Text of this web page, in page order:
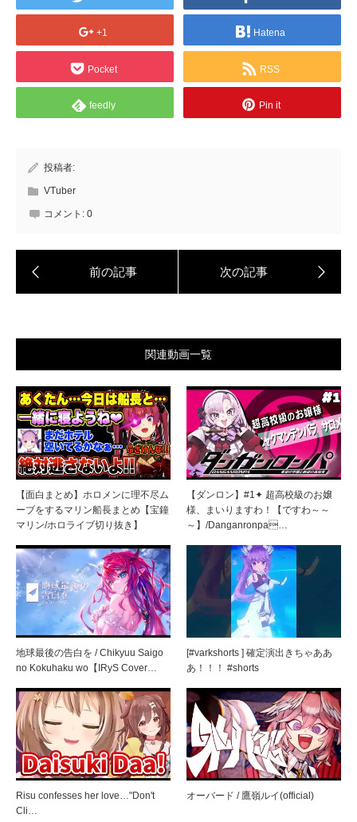
+1 Hatena
Pocket RSS
feedly Pin it
投稿者:
VTuber
コメント: 0
関連動画一覧
【面白まとめ】ホロメンに理不尽ム
ーブをするマリン船長まとめ【宝鐘
マリン/ホロライブ切り抜き】
【ダンロン】#1✦ 超高校級のお嬢
様、まいりますわ！【ですわ～～
～】/Danganronpa…
地球最後の告白を / Chikyuu Saigo
no Kokuhaku wo【IRyS Cover…
[#varkshorts ] 確定演出きちゃああ
あ！！！ #shorts
Risu confesses her love…"Don't
Cli…
オーバード / 鷹嶺ルイ(official)